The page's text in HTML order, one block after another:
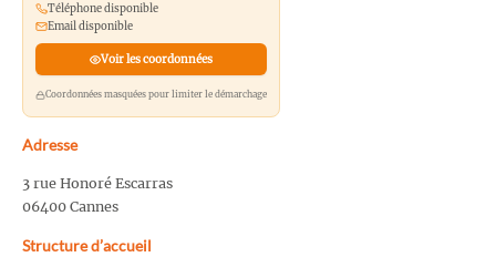
Téléphone disponible
Email disponible
Voir les coordonnées
Coordonnées masquées pour limiter le démarchage
Adresse
3 rue Honoré Escarras
06400 Cannes
Structure d’accueil